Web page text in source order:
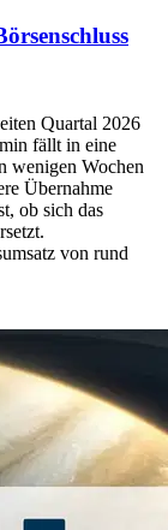
Quartal 2026
fällt in eine
wenigen Wochen
Übernahme
ob sich das
von rund